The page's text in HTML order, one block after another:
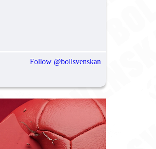
Follow @bollsvenskan